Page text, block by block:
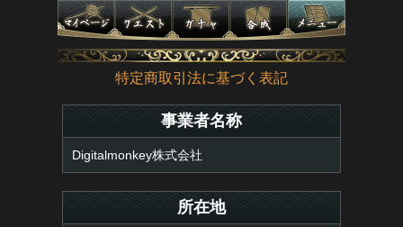
特定商取引法に基づく表記
事業者名称
Digitalmonkey株式会社
所在地